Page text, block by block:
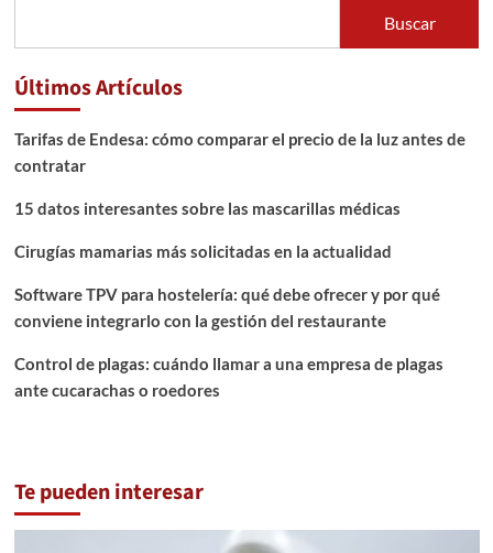
Buscar
Últimos Artículos
Tarifas de Endesa: cómo comparar el precio de la luz antes de
contratar
15 datos interesantes sobre las mascarillas médicas
Cirugías mamarias más solicitadas en la actualidad
Software TPV para hostelería: qué debe ofrecer y por qué
conviene integrarlo con la gestión del restaurante
Control de plagas: cuándo llamar a una empresa de plagas
ante cucarachas o roedores
Te pueden interesar